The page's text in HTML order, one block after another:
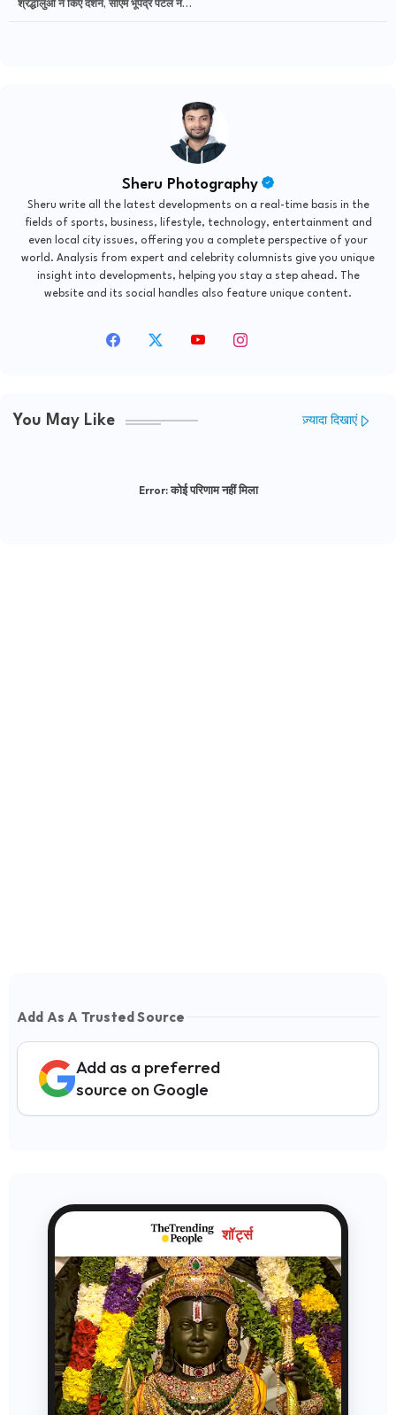
श्रद्धालुओं ने किए दर्शन, सीएम भूपेंद्र पटेल ने
Sheru Photography
Sheru write all the latest developments on a real-time basis in the
fields of sports, business, lifestyle, technology, entertainment and
even local city issues, offering you a complete perspective of your
world. Analysis from expert and celebrity columnists give you unique
insight into developments, helping you stay a step ahead. The
website and its social handles also feature unique content.
You May Like ज़्यादा दिखाएं
Error:कोई परिणाम नहीं मिला
Add As A Trusted Source
Add as a preferred
source on Google
शॉर्ट्स